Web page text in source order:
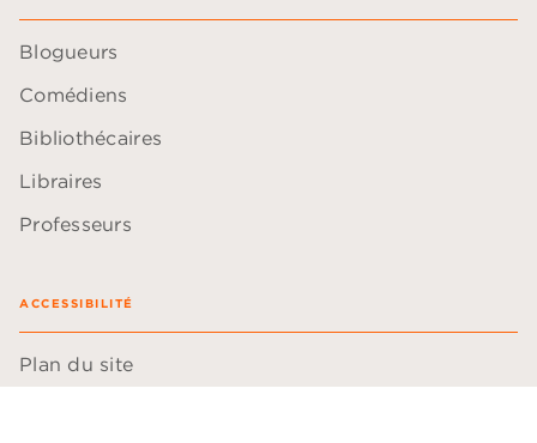
Blogueurs
Comédiens
Bibliothécaires
Libraires
Professeurs
ACCESSIBILITÉ
Plan du site